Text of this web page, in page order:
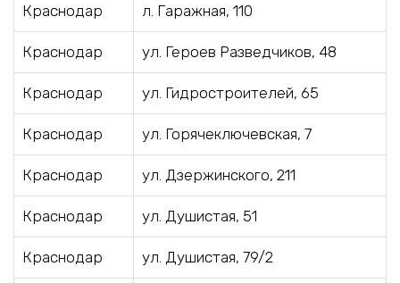
Краснодар л. Гаражная, 110
Краснодар ул. Героев Разведчиков, 48
Краснодар ул. Гидростроителей, 65
Краснодар ул. Горячеключевская, 7
Краснодар ул. Дзержинского, 211
Краснодар ул. Душистая, 51
Краснодар ул. Душистая, 79/2